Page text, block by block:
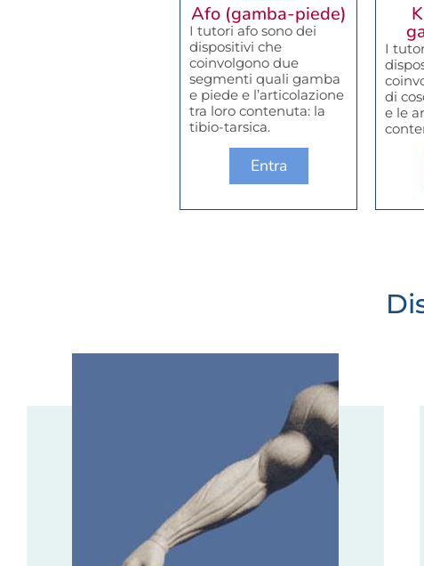
Afo (gamba-piede)
I tutori afo sono dei
dispositivi che
coinvolgono due
segmenti quali gamba
e piede e l’articolazione
tra loro contenuta: la
tibio-tarsica.
Entra
I
di
e le